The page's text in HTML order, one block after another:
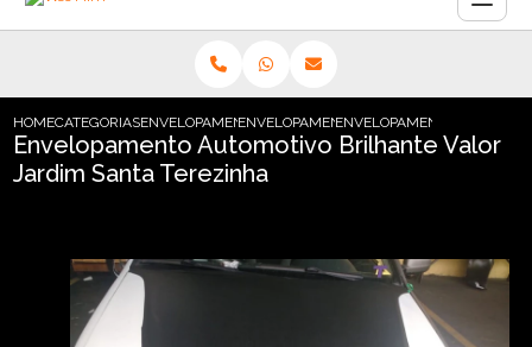
HOMECATEGORIASENVELOPAMENTO AUTOMOTIVO
ENVELOPAMENTO AUTOMOTIVO INCOLOR
ENVELOPAMENTO
Envelopamento Automotivo Brilhante Valor
Jardim Santa Terezinha